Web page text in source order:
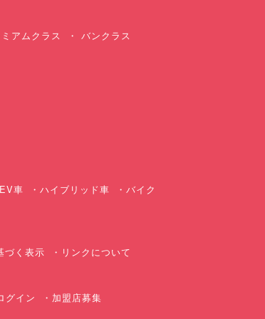
アムクラス
バンクラス
EV車 ハイブリッド車
バイク
づく表示 リンクについて
グイン 加盟店募集